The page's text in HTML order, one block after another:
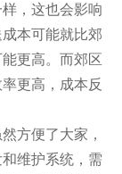
，这也会影响
本可能就比郊
更高。而郊区
更高，成本反
方便了大家，
维护系统，需